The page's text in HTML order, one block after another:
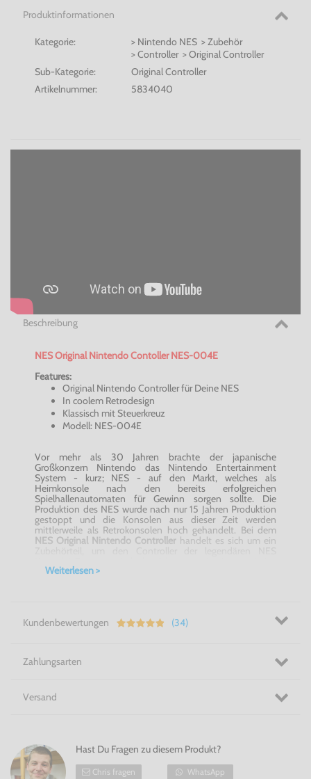
Produktinformationen
Kategorie:
> Nintendo NES > Zubehör
> Controller > Original Controller
Sub-Kategorie:
Original Controller
Artikelnummer:
5834040
Beschreibung
NES OriginalNintendoContoller NES-004E
Features:
Original Nintendo Controller für Deine NES
In coolem Retrodesign
Klassisch mit Steuerkreuz
Modell: NES-004E
Vor mehr als 30 Jahren brachte der japanische
Großkonzern Nintendo das Nintendo Entertainment
System - kurz; NES - auf den Markt, welches als
Heimkonsole nach den bereits erfolgreichen
Spielhallenautomaten für Gewinn sorgen sollte. Die
Produktion des NES wurde nach nur 15 Jahren Produktion
gestoppt und die Konsolen aus dieser Zeit werden
mittlerweile als Retrokonsolen hoch gehandelt. Bei dem
NES Original Nintendo Controllerhandelt es sich um ein
damals reichenden Geschichte, sondern auch mit coolem
NintendoController
Weiterlesen >
Kundenbewertungen (34)
Zahlungsarten
Versand
Hast Du Fragen zu diesem Produkt?
Chris fragen WhatsApp